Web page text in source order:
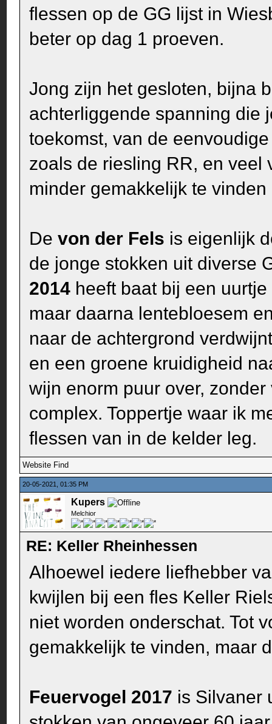
flessen op de GG lijst in
beter op dag 1 proeven.
Jong zijn het gesloten, bijna
achterliggende spanning die
toekomst, van de
zoals de riesling RR, en veel
minder gemakkelijk te
Devon der Fels is eigenlijk
de jonge stokken uit diverse
2014 heeft baat bij een
maar daarna lentebloesem
naar de achtergrond
en een groene kruidigheid
wijn enorm puur over,
complex. Toppertje waar ik
flessen van in de kelder leg.
Website Find
20-05-2021, 01:35 PM
Kupers
Melchior
RE: Keller Rheinhessen
Alhoewel iedere liefhebber
kwijlen bij een fles Keller
niet worden onderschat. Tot
gemakkelijk te vinden, maar
Feuervogel 2017 is Silvaner